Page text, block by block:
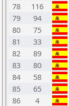
78
116
79
94
80
75
81
33
82
89
83
80
84
58
85
65
86
4